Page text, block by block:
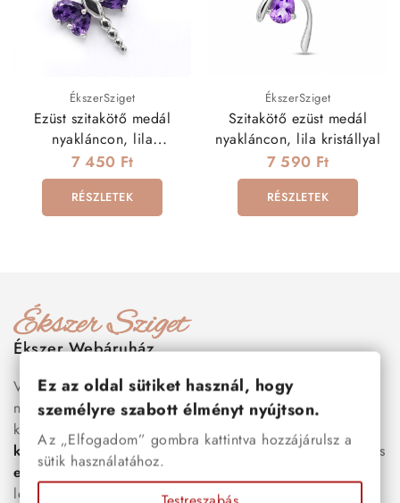
ÉkszerSziget
Ezüst szitakötő medál
nyakláncon, lila
kristályokkal
7 450 Ft
RÉSZLETEK
ÉkszerSziget
Szitakötő ezüst medál
nyakláncon, lila kristállyal
7 590 Ft
RÉSZLETEK
Ékszer Webáruház
Válogass több száz prémium minőségű, stílusos és tartós
nemesacél ékszer és orvosi fém ékszer közül, amelyek
között megtalálhatók a legnépszerűbb darabok is:
karkötők, nőinyakláncok,karikagyűrűk,fülbevalók
és
esküvői kiegészítőkegyaránt. Webáruházunkban a
legújabb trendeket követő, mégis időtálló ékszerek közül
Ez az oldal sütiket használ, hogy
személyre szabott élményt nyújtson.
Az „Elfogadom” gombra kattintva hozzájárulsz a
sütik használatához.